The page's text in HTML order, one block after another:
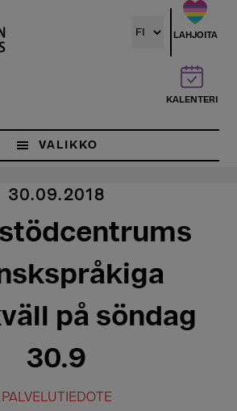
LAHJOITA
KALENTERI
VALIKKO
30.09.2018
på söndag
30.9
PALVELUTIEDOTE